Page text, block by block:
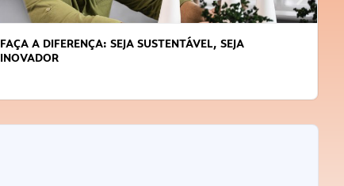
FAÇA A DIFERENÇA: SEJA SUSTENTÁVEL, SEJA
INOVADOR